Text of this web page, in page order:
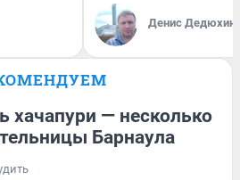
Денис Дедюхин
хачапури — несколько
Барнаула